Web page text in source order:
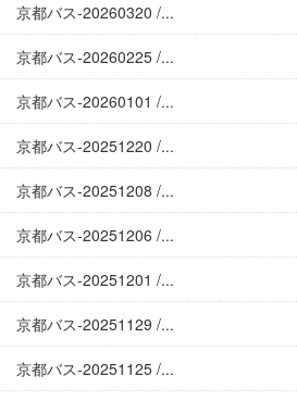
京都バス-20260320 /...
京都バス-20260225 /...
京都バス-20260101 /...
京都バス-20251220 /...
京都バス-20251208 /...
京都バス-20251206 /...
京都バス-20251201 /...
京都バス-20251129 /...
京都バス-20251125 /...